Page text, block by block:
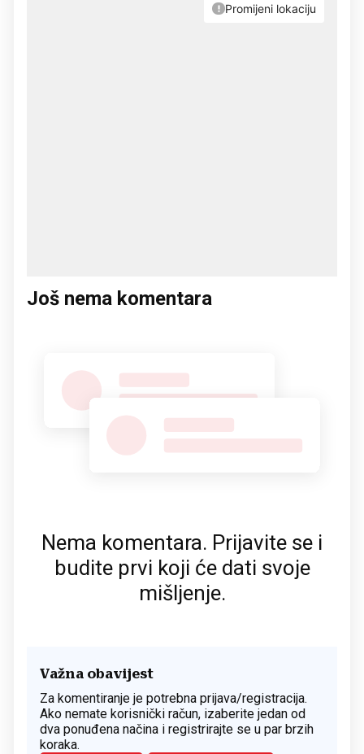
Još nema komentara
Nema komentara. Prijavite se i
budite prvi koji će dati svoje
mišljenje.
Važna obavijest
Za komentiranje je potrebna prijava/registracija.
Ako nemate korisnički račun, izaberite jedan od
dva ponuđena načina i registrirajte se u par brzih
koraka.